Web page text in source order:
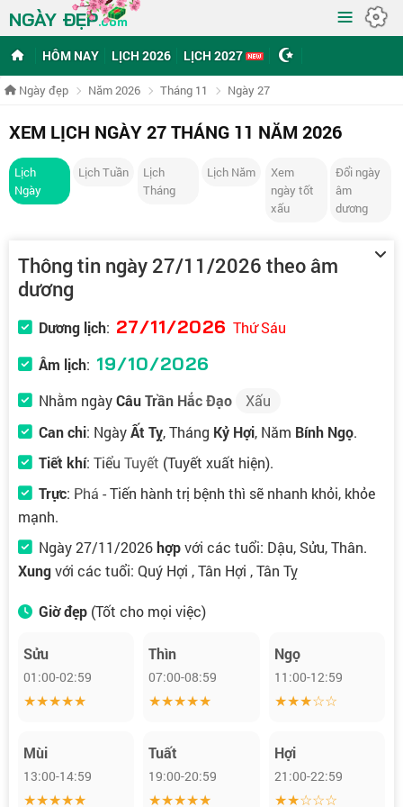
NGÀY ĐẸP.com ≡
HÔM NAY LỊCH 2026 LỊCH 2027
Ngày đẹp Năm 2026 Tháng 11 Ngày 27
XEM LỊCH NGÀY 27 THÁNG 11 NĂM 2026
Lịch
Ngày
Lịch Tuần
Lịch
Tháng
Lịch Năm
Xem
ngày tốt
xấu
Đổi ngày
âm
dương
Thông tin ngày 27/11/2026 theo âm
dương
Dương lịch: 27/11/2026 Thứ Sáu
Âm lịch: 19/10/2026
Nhằm ngàyCâu Trần Hắc Đạo
Xấu
Can chi: NgàyẤt Tỵ, Tháng Kỷ Hợi, Năm Bính Ngọ.
Tiết khí: Tiểu Tuyết (Tuyết xuất hiện).
Trực: Phá - Tiến hành trị bệnh thì sẽ nhanh khỏi, khỏe
mạnh.
Ngày 27/11/2026hợpvới các tuổi: Dậu, Sửu, Thân.
Xungvới các tuổi: Quý Hợi , Tân Hợi , Tân Tỵ
Giờ đẹp (Tốt cho mọi việc)
Sửu
01:00-02:59
★★★★★
Thìn
07:00-08:59
★★★★★
Ngọ
11:00-12:59
★★★☆☆
Mùi
13:00-14:59
★★★★★
Tuất
19:00-20:59
★★★★★
Hợi
21:00-22:59
★★☆☆☆